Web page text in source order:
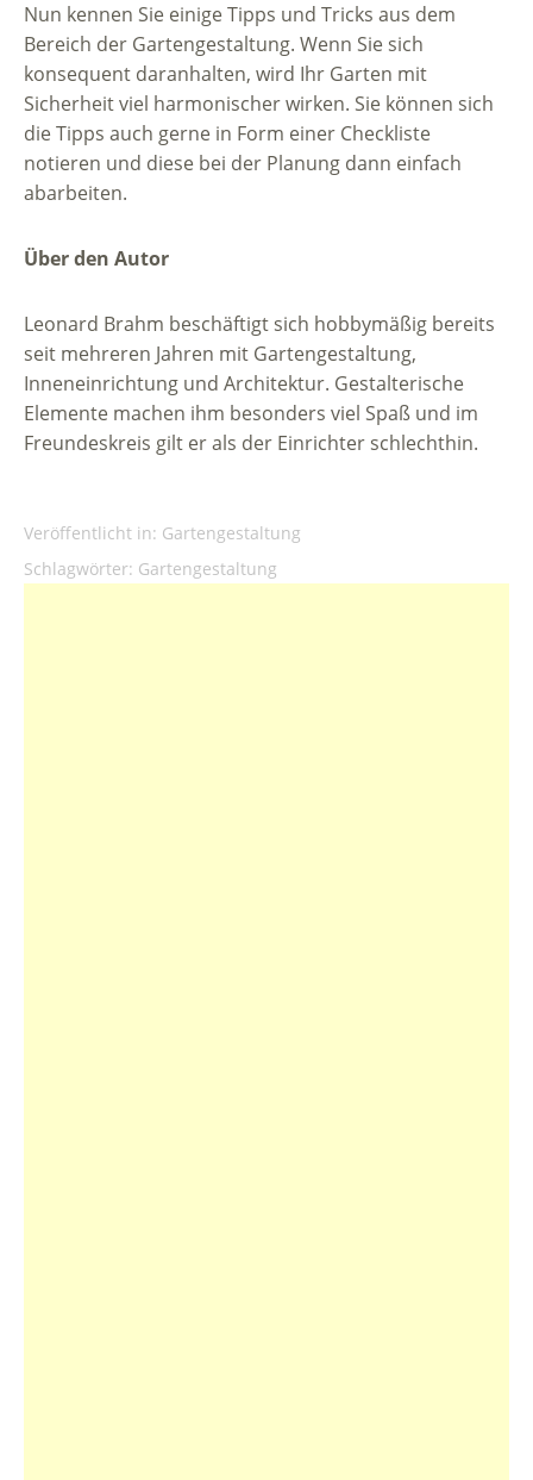
Nun kennen Sie einige Tipps und Tricks aus dem
Bereich der Gartengestaltung. Wenn Sie sich
konsequent daranhalten, wird Ihr Garten mit
Sicherheit viel harmonischer wirken. Sie können sich
die Tipps auch gerne in Form einer Checkliste
notieren und diese bei der Planung dann einfach
abarbeiten.
Über den Autor
Leonard Brahm beschäftigt sich hobbymäßig bereits
seit mehreren Jahren mit Gartengestaltung,
Inneneinrichtung und Architektur. Gestalterische
Elemente machen ihm besonders viel Spaß und im
Freundeskreis gilt er als der Einrichter schlechthin.
Veröffentlicht in: Gartengestaltung
Schlagwörter: Gartengestaltung